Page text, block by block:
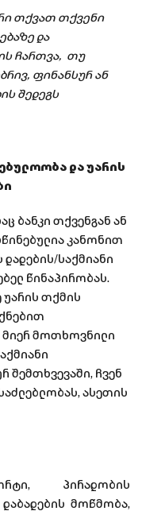
თქვათ თქვენი
და
ჩართვა, თუ
ფინანსურ ან
შედეგს
და უარის
ბანკი თქვენგან ან
კანონით
დადების/საქმიანი
წინაპირობას.
თქმის
მიერ მოთხოვნილი
შემთხვევაში, ჩვენ
ასეთის
პირადობის
მოწმობა,